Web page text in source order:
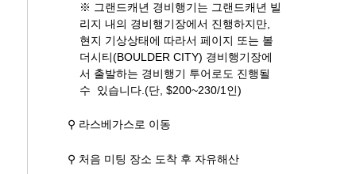
※ 그랜드캐년 경비행기는 그랜드캐년 빌
리지 내의 경비행기장에서 진행하지만,
현지 기상상태에 따라서 페이지 또는 볼
더시티(BOULDER CITY) 경비행기장에
서 출발하는 경비행기 투어로도 진행될
수 있습니다.(단, $200~230/1인)
⚲ 라스베가스로 이동
⚲ 처음 미팅 장소 도착 후 자유해산